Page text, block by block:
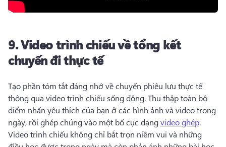
9.Video trình chiếu về tổng kết
chuyến đi thực tế
Tạo phần tóm tắt đáng nhớ về chuyến phiêu lưu thực tế
thông qua video trình chiếu sống động. Thu thập toàn bộ
điểm nhấn yêu thích của bạn ở các hình ảnh và video trong
ngày, rồi ghép chúng vào một bố cục dạng video ghép
Video trình chiếu không chỉ bắt trọn niềm vui và những